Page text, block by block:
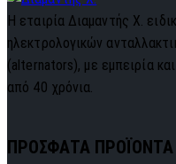
Η εταιρία Διαμαντής Χ.
ηλεκτρολογικών
(alternators), με εμπειρία
από 40 χρόνια.
ΠΡΟΣΦΑΤΑ ΠΡΟΪΟΝΤΑ